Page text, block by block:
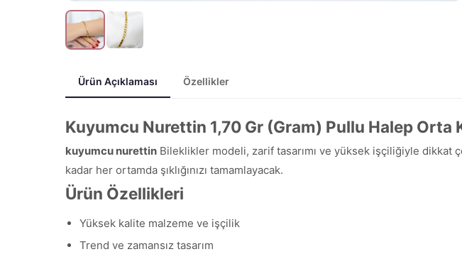
Ürün Açıklaması Özellikler
Kuyumcu Nurettin 1,70 Gr (Gram) Pullu Halep Orta
kuyumcu nurettin Bileklikler modeli, zarif tasarımı ve yüksek işçiliğiyle dikkat
kadar her ortamda şıklığınızı tamamlayacak.
Ürün Özellikleri
Yüksek kalite malzeme ve işçilik
Trend ve zamansız tasarım